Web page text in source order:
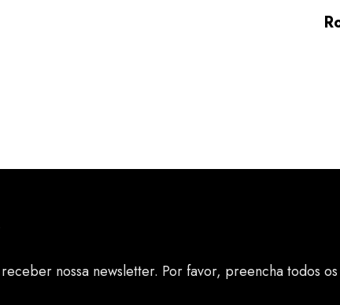
nossa newsletter. Por favor, preencha todos os